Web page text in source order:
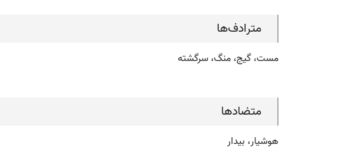
مترادف‌ها
مست، گیج، منگ، سرگشته
متضادها
هوشیار، بیدار